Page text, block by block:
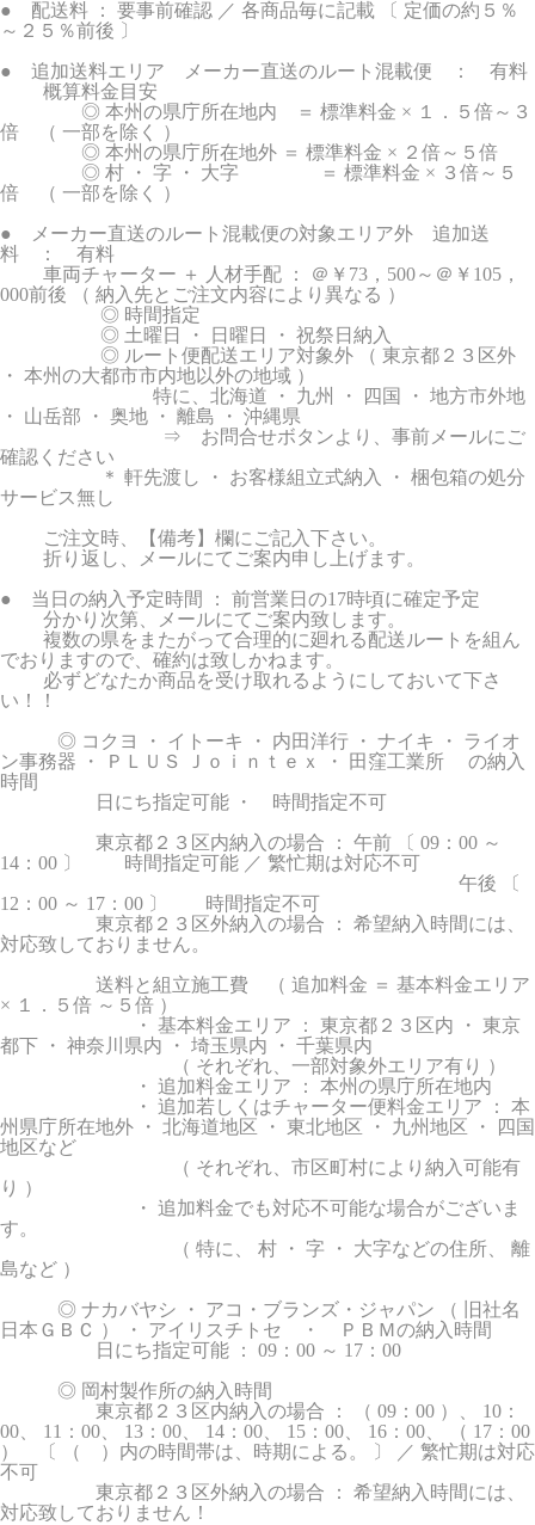
● 配送料 ： 要事前確認 ／ 各商品毎に記載 〔 定価の約５％
～２５％前後 〕
● 追加送料エリア メーカー直送のルート混載便 ： 有料
概算料金目安
◎ 本州の県庁所在地内 ＝ 標準料金 × １．５倍～３
倍 （ 一部を除く ）
◎ 本州の県庁所在地外 ＝ 標準料金 × ２倍～５倍
◎ 村 ・ 字 ・ 大字 ＝ 標準料金 × ３倍～５
倍 （ 一部を除く ）
● メーカー直送のルート混載便の対象エリア外 追加送
料 ： 有料
車両チャーター ＋ 人材手配 ： ＠￥73，500～＠￥105，
000前後 （ 納入先とご注文内容により異なる ）
◎ 時間指定
◎ 土曜日 ・ 日曜日 ・ 祝祭日納入
◎ ルート便配送エリア対象外 （ 東京都２３区外
・ 本州の大都市市内地以外の地域 ）
特に、北海道 ・ 九州 ・ 四国 ・ 地方市外地
・ 山岳部 ・ 奥地 ・ 離島 ・ 沖縄県
⇒ お問合せボタンより、事前メールにご
確認ください
＊ 軒先渡し ・ お客様組立式納入 ・ 梱包箱の処分
サービス無し
ご注文時、【備考】欄にご記入下さい。
折り返し、メールにてご案内申し上げます。
● 当日の納入予定時間 ： 前営業日の17時頃に確定予定
分かり次第、メールにてご案内致します。
複数の県をまたがって合理的に廻れる配送ルートを組ん
でおりますので、確約は致しかねます。
必ずどなたか商品を受け取れるようにしておいて下さ
い！！
◎ コクヨ ・ イトーキ ・ 内田洋行 ・ ナイキ ・ ライオ
ン事務器 ・ ＰＬＵＳ Ｊｏｉｎｔｅｘ ・ 田窪工業所 の納入
時間
日にち指定可能 ・ 時間指定不可
東京都２３区内納入の場合 ： 午前 〔 09：00 ～
14：00 〕 時間指定可能 ／ 繁忙期は対応不可
午後 〔
12：00 ～ 17：00 〕 時間指定不可
東京都２３区外納入の場合 ： 希望納入時間には、
対応致しておりません。
送料と組立施工費 （ 追加料金 ＝ 基本料金エリア
× １．５倍 ～５倍 ）
・ 基本料金エリア ： 東京都２３区内 ・ 東京
都下 ・ 神奈川県内 ・ 埼玉県内 ・ 千葉県内
（ それぞれ、一部対象外エリア有り ）
・ 追加料金エリア ： 本州の県庁所在地内
・ 追加若しくはチャーター便料金エリア ： 本
州県庁所在地外 ・ 北海道地区 ・ 東北地区 ・ 九州地区 ・ 四国
地区など
（ それぞれ、市区町村により納入可能有
り ）
・ 追加料金でも対応不可能な場合がございま
す。
（ 特に、 村 ・ 字 ・ 大字などの住所、 離
島など ）
◎ ナカバヤシ ・ アコ・ブランズ・ジャパン （ 旧社名
日本ＧＢＣ ） ・ アイリスチトセ ・ ＰＢＭの納入時間
日にち指定可能 ： 09：00 ～ 17：00
◎ 岡村製作所の納入時間
東京都２３区内納入の場合 ： （ 09：00 ）、 10：
00、 11：00、 13：00、 14：00、 15：00、 16：00、 （ 17：00
） 〔 （ ）内の時間帯は、時期による。 〕 ／ 繁忙期は対応
不可
東京都２３区外納入の場合 ： 希望納入時間には、
対応致しておりません！